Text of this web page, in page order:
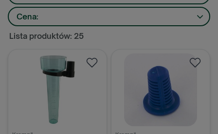
Cena:
Lista produktów: 25